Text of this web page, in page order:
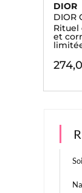
DIOR
DIOR
Rituel
et